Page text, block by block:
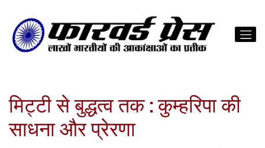
मिट्टी से बुद्धत्व तक : कुम्हरिपा की
साधना और प्रेरणा